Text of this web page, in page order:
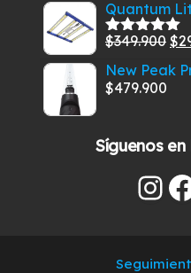
5
Quantum
Valorado
5
$349.900 El
$
New Peak
$479.900
Síguenos en